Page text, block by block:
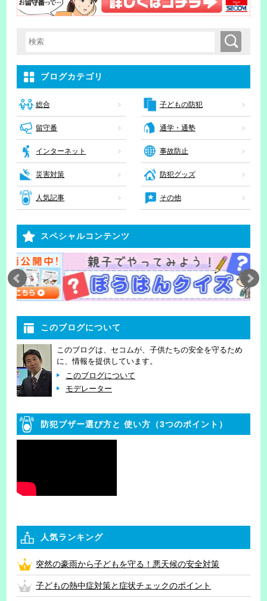
検索キーワード入力 検索
ブログカテゴリ
総合 子どもの防犯
留守番 通学・通塾
インターネット 事故防止
災害対策 防犯グッズ
人気記事 その他
スペシャルコンテンツ
このブログについて
このブログは、セコムが、子供たちの安全を守るため
に、情報を提供しています。
このブログについて
モデレーター
防犯ブザー選び方と 使い方（3つのポイント）
人気ランキング
突然の豪雨から子どもを守る！悪天候の安全対策
子どもの熱中症対策と症状チェックのポイント